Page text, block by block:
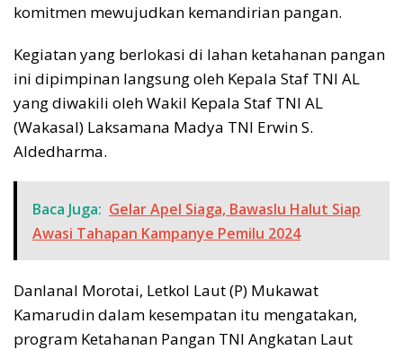
komitmen mewujudkan kemandirian pangan.
Kegiatan yang berlokasi di lahan ketahanan pangan
ini dipimpinan langsung oleh Kepala Staf TNI AL
yang diwakili oleh Wakil Kepala Staf TNI AL
(Wakasal) Laksamana Madya TNI Erwin S.
Aldedharma.
Baca Juga: Gelar Apel Siaga, Bawaslu Halut Siap
Awasi Tahapan Kampanye Pemilu 2024
Danlanal Morotai, Letkol Laut (P) Mukawat
Kamarudin dalam kesempatan itu mengatakan,
program Ketahanan Pangan TNI Angkatan Laut